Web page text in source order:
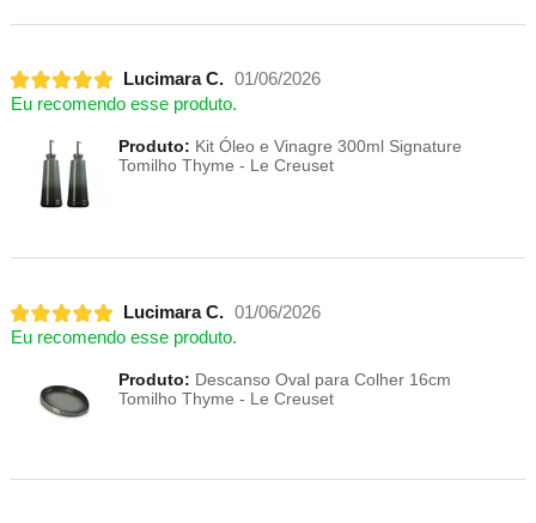
Lucimara C. 01/06/2026
Eu recomendo esse produto.
Produto: Kit Óleo e Vinagre 300ml Signature
Tomilho Thyme - Le Creuset
Lucimara C. 01/06/2026
Eu recomendo esse produto.
Produto: Descanso Oval para Colher 16cm
Tomilho Thyme - Le Creuset